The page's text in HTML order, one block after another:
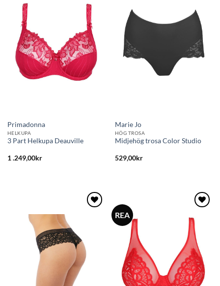
Lägg
till i
önskelistan
Primadonna
HELKUPA
3 Part Helkupa Deauville
1 .249,00kr
till i
önskelistan
Marie Jo
HÖG TROSA
Midjehög trosa Color Studio
529,00kr
önskelistan
REA
till i
önskelistan